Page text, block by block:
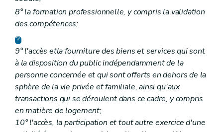
8° la formation professionnelle, y compris la validation
des compétences;
9°l'accès etla fourniture des biens et services qui sont
à la disposition du public indépendamment de la
personne concernée et qui sont offerts en dehors de la
sphère de la vie privée et familiale, ainsi qu'aux
transactions qui se déroulent dans ce cadre, y compris
en matière de logement;
10° l'accès, la participation et tout autre exercice d'une